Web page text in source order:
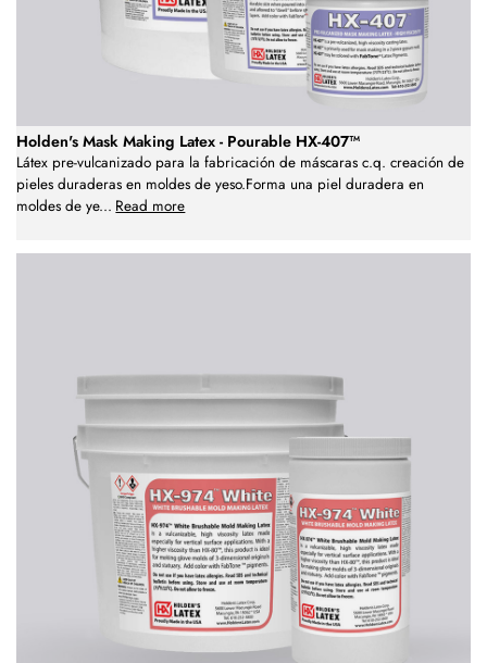
Holden's Mask Making Latex - Pourable HX-407™
Látex pre-vulcanizado para la fabricación de máscaras c.q. creación de
pieles duraderas en moldes de yeso.Forma una piel duradera en
moldes de ye... Read more